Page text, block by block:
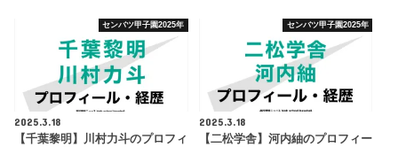
センバツ甲子園2025年
2025.3.18
【千葉黎明】川村力斗のプロフィ
センバツ甲子園2025年
2025.3.18
【二松学舎】河内紬のプロフィー